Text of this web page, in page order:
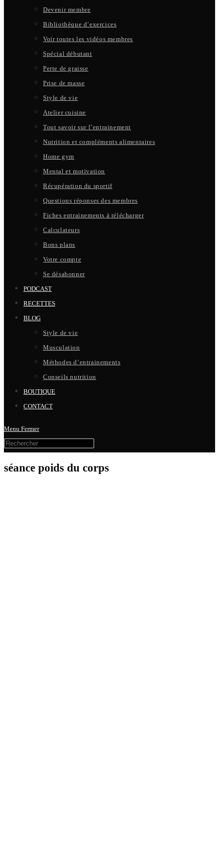
Devenir membre
Bibliothèque d’exercices
Voir toutes les vidéos membres
Spécial débutant
Perte de graisse
Prise de masse
Style de vie
Atelier cuisine
Tout savoir sur l’entrainement
Nutrition et compléments alimentaires
Home gym
Mental et motivation
Récupération du sportif
Questions réponses des membres
Fiches entrainements à télécharger
Calculateurs
Bons plans
Votre compte
Se désabonner
PODCAST
RECETTES
BLOG
Style de vie
Musculation
Méthodes d’entrainements
Conseils nutrition
BOUTIQUE
CONTACT
Menu Fermer
séance poids du corps